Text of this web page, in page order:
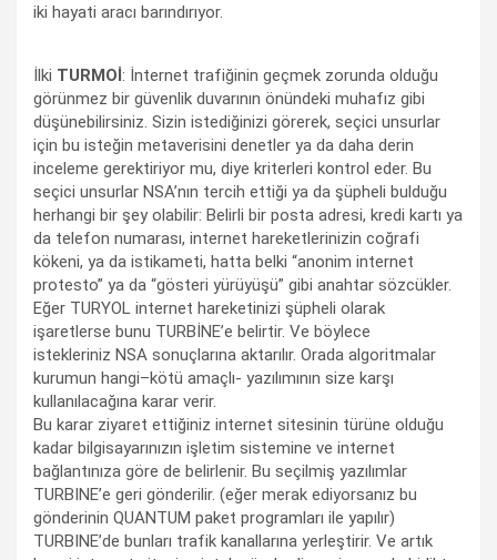
iki hayati aracı barındırıyor.
İlki TURMOİ: İnternet trafiğinin geçmek zorunda olduğu
görünmez bir güvenlik duvarının önündeki muhafız gibi
düşünebilirsiniz. Sizin istediğinizi görerek, seçici unsurlar
için bu isteğin metaverisini denetler ya da daha derin
inceleme gerektiriyor mu, diye kriterleri kontrol eder. Bu
seçici unsurlar NSA’nın tercih ettiği ya da şüpheli bulduğu
herhangi bir şey olabilir: Belirli bir posta adresi, kredi kartı ya
da telefon numarası, internet hareketlerinizin coğrafi
kökeni, ya da istikameti, hatta belki “anonim internet
protesto” ya da “gösteri yürüyüşü” gibi anahtar sözcükler.
Eğer TURYOL internet hareketinizi şüpheli olarak
işaretlerse bunu TURBİNE’e belirtir. Ve böylece
istekleriniz NSA sonuçlarına aktarılır. Orada algoritmalar
kurumun hangi–kötü amaçlı- yazılımının size karşı
kullanılacağına karar verir.
Bu karar ziyaret ettiğiniz internet sitesinin türüne olduğu
kadar bilgisayarınızın işletim sistemine ve internet
bağlantınıza göre de belirlenir. Bu seçilmiş yazılımlar
TURBINE’e geri gönderilir. (eğer merak ediyorsanız bu
gönderinin QUANTUM paket programları ile yapılır)
TURBINE’de bunları trafik kanallarına yerleştirir. Ve artık